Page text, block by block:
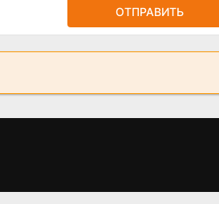
ОТПРАВИТЬ